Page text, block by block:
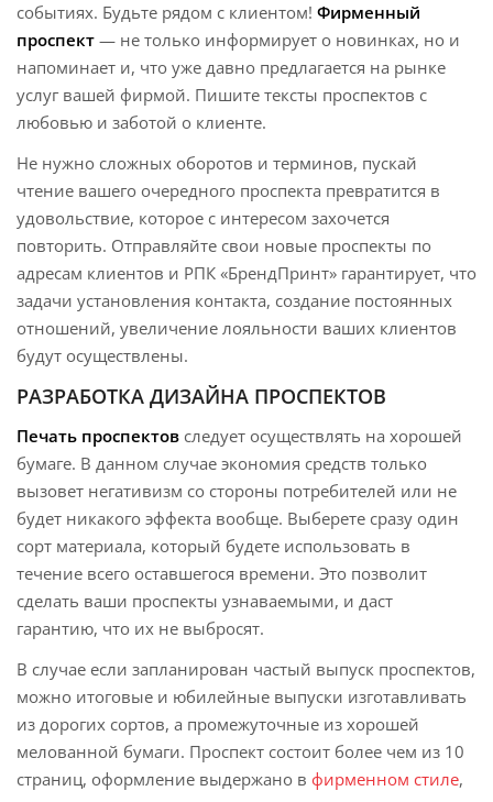
событиях. Будьте рядом с клиентом! Фирменный
проспект — не только информирует о новинках, но и
напоминает и, что уже давно предлагается на рынке
услуг вашей фирмой. Пишите тексты проспектов с
любовью и заботой о клиенте.
Не нужно сложных оборотов и терминов, пускай
чтение вашего очередного проспекта превратится в
удовольствие, которое с интересом захочется
повторить. Отправляйте свои новые проспекты по
адресам клиентов и РПК «БрендПринт» гарантирует, что
задачи установления контакта, создание постоянных
отношений, увеличение лояльности ваших клиентов
будут осуществлены.
РАЗРАБОТКА ДИЗАЙНА ПРОСПЕКТОВ
Печать проспектов следует осуществлять на хорошей
бумаге. В данном случае экономия средств только
вызовет негативизм со стороны потребителей или не
будет никакого эффекта вообще. Выберете сразу один
сорт материала, который будете использовать в
течение всего оставшегося времени. Это позволит
сделать ваши проспекты узнаваемыми, и даст
гарантию, что их не выбросят.
В случае если запланирован частый выпуск проспектов,
можно итоговые и юбилейные выпуски изготавливать
из дорогих сортов, а промежуточные из хорошей
мелованной бумаги. Проспект состоит более чем из 10
страниц, оформление выдержано в фирменном стиле,